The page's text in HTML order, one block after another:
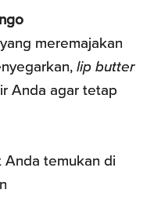
yang meremajakan
lip butter
Anda agar tetap
temukan di